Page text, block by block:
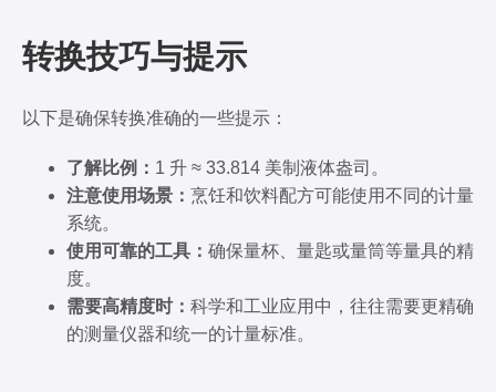
转换技巧与提示
以下是确保转换准确的一些提示：
了解比例： 1 升 ≈ 33.814 美制液体盎司。
注意使用场景： 烹饪和饮料配方可能使用不同的计量
系统。
使用可靠的工具： 确保量杯、量匙或量筒等量具的精
度。
需要高精度时： 科学和工业应用中，往往需要更精确
的测量仪器和统一的计量标准。